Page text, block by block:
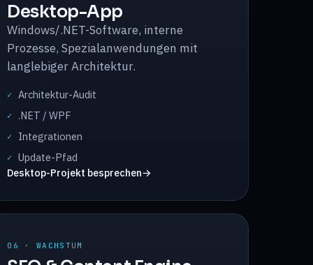
Desktop-App
Windows/.NET-Software, interne
Prozesse, Spezialanwendungen mit
langlebiger Architektur.
✓ Architektur-Audit
✓ .NET / WPF
✓ Integrationen
✓
Update-Pfad
Desktop-Projekt besprechen→
06 · WACHSTUM